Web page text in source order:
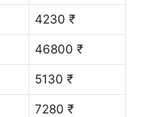
4230 ₹
46800 ₹
5130 ₹
7280 ₹